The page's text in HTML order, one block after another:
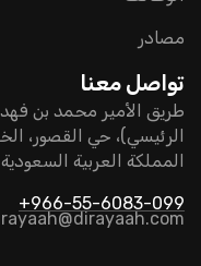
مصادر
تواصل معنا
طريق الأمير محمد بن
الرئيسي)، حي القصور،
المملكة العربية السعودية
966-55-6083-099+